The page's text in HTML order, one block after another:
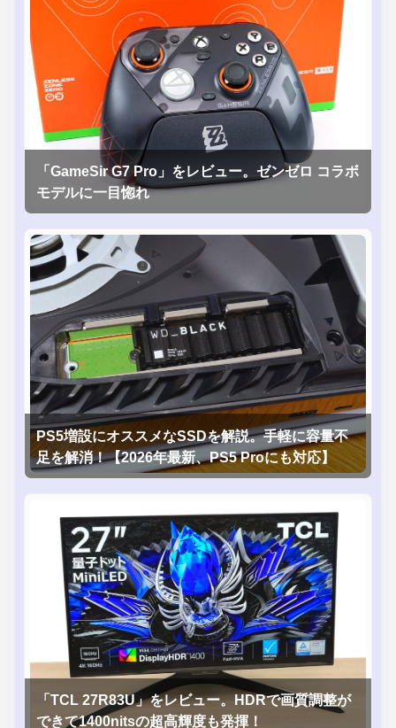
「GameSir G7 Pro」をレビュー。ゼンゼロ コラボ
モデルに一目惚れ
PS5増設にオススメなSSDを解説。手軽に容量不
足を解消！【2026年最新、PS5 Proにも対応】
「TCL 27R83U」をレビュー。HDRで画質調整が
できて1400nitsの超高輝度も発揮！